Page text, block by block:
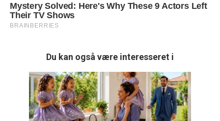
Du kan også være interesseret i